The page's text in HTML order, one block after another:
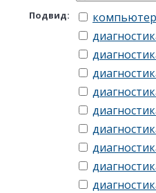
Подвид: